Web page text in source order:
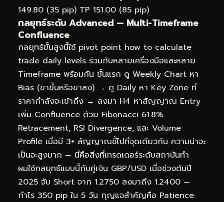
149.80 (35 pip) TP 151.00 (85 pip)
กลยุทธ์ระดับ Advanced — Multi-Timeframe
Confluence
กลยุทธ์ขั้นสูงนี้ใช้ pivot point how to calculate
trade daily levels ร่วมกับหลายเครื่องมือและหลาย
Timeframe พร้อมกัน ขั้นแรก ดู Weekly Chart หา
Bias (ขาขึ้นหรือขาลง) → ดู Daily หา Key Zone ที่
ราคากำลังจะเข้าถึง → ลงมา H4 หาสัญญาณ Entry
เพิ่ม Confluence ด้วย Fibonacci 61.8%
Retracement, RSI Divergence, และ Volume
Profile เมื่อมี 3+ สัญญาณชี้ไปที่จุดเดียวกัน ความน่าจะ
เป็นจะสูงมาก — นี่คือสิ่งที่เทรดเดอร์ระดับสถาบันทำ
ผมใช้กลยุทธ์แบบนี้กับคู่เงิน GBP/USD เมื่อช่วงต้นปี
2025 จับ Short จาก 1.2750 ลงมาถึง 1.2400 —
กำไร 350 pip ใน 5 วัน กุญแจสำคัญคือ Patience